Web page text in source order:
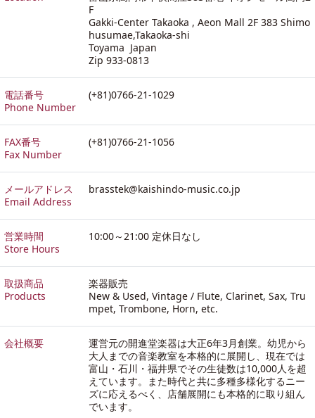
F
Gakki-Center Takaoka , Aeon Mall 2F 383 Shimo
husumae,Takaoka-shi
Toyama Japan
Zip 933-0813
電話番号
Phone Number
(+81)0766-21-1029
FAX番号
Fax Number
(+81)0766-21-1056
メールアドレス
Email Address
brasstek@kaishindo-music.co.jp
営業時間
Store Hours
10:00～21:00 定休日なし
取扱商品
Products
楽器販売
New & Used, Vintage / Flute, Clarinet, Sax, Tru
mpet, Trombone, Horn, etc.
会社概要
運営元の開進堂楽器は大正6年3月創業。幼児から
大人までの音楽教室を本格的に展開し、現在では
富山・石川・福井県でその生徒数は10,000人を超
えています。また時代と共に多種多様化するニー
ズに応えるべく、店舗展開にも本格的に取り組ん
でいます。